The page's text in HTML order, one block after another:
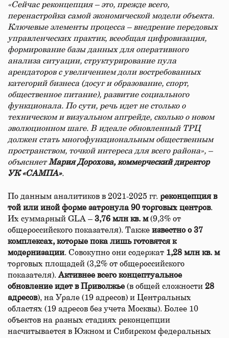
«Сейчас реконцепция – это, прежде всего,
перенастройка самой экономической модели объекта.
Ключевые элементы процесса – внедрение передовых
управленческих практик, всеобщая цифровизация,
формирование базы данных для оперативного
анализа ситуации, структурирование пула
арендаторов с увеличением доли востребованных
категорий бизнеса (досуг и образование, спорт,
общественное питание), развитие социального
функционала. По сути, речь идет не столько о
техническом и визуальном апгрейде, сколько о новом
эволюционном шаге. В идеале обновленный ТРЦ
должен стать многофункциональным общественным
пространством, точкой интереса для всего района», –
объясняет Мария Дорохова, коммерческий директор
УК «САМПА».
По данным аналитиков в 2021-2025 гг. реконцепция в
той или иной форме затронула 90 торговых центров.
Их суммарный GLA – 3,76 млн кв. м(9,3% от
общероссийского показателя). Также известно о 37
комплексах, которые пока лишь готовятся к
модернизации. Совокупно они содержат 1,28 млн кв. м
торговых площадей (3,2% от общероссийского
показателя). Активнее всего концептуальное
обновление идет в Приволжье (в общей сложности 28
адресов), на Урале (19 адресов) и Центральных
областях (19 адресов без учета Москвы). Более 10
объектов на разных стадиях реконцепции
насчитывается в Южном и Сибирском федеральных